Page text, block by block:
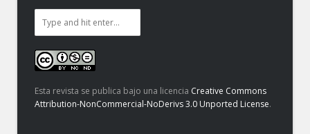
Esta revista se publica bajo una licencia Creative Commons
Attribution-NonCommercial-NoDerivs 3.0 Unported License.